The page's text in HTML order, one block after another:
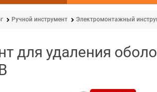
Ручной инструмент Электромонтажный
для удаления